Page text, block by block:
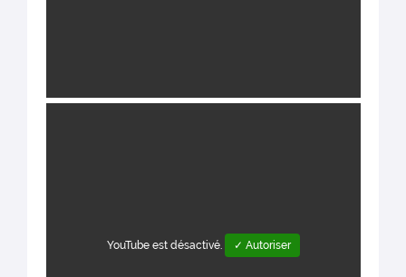
YouTube est désactivé. ✓ Autoriser